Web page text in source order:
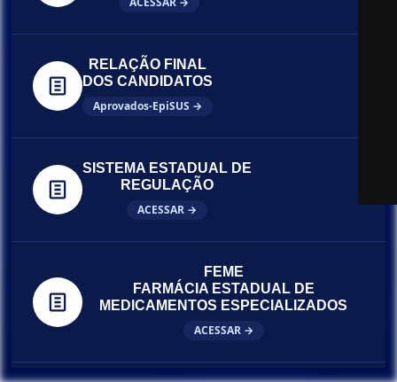
RELAÇÃO FINAL
DOS CANDIDATOS
Aprovados-EpiSUS →
SISTEMA ESTADUAL DE
REGULAÇÃO
ACESSAR →
FEME
FARMÁCIA ESTADUAL DE
MEDICAMENTOS ESPECIALIZADOS
ACESSAR →